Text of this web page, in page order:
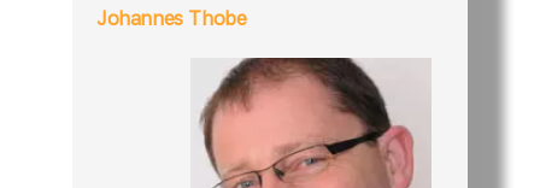
Johannes Thobe